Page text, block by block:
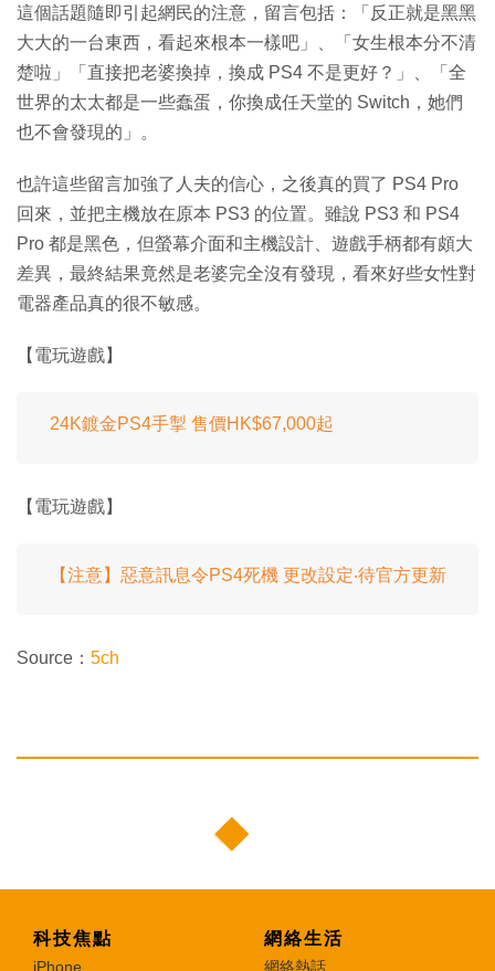
這個話題隨即引起網民的注意，留言包括：「反正就是黑黑
大大的一台東西，看起來根本一樣吧」、「女生根本分不清
楚啦」「直接把老婆換掉，換成 PS4 不是更好？」、「全
世界的太太都是一些蠢蛋，你換成任天堂的 Switch，她們
也不會發現的」。
也許這些留言加強了人夫的信心，之後真的買了 PS4 Pro
回來，並把主機放在原本 PS3 的位置。雖說 PS3 和 PS4
Pro 都是黑色，但螢幕介面和主機設計、遊戲手柄都有頗大
差異，最終結果竟然是老婆完全沒有發現，看來好些女性對
電器產品真的很不敏感。
【電玩遊戲】
24K鍍金PS4手掣 售價HK$67,000起
【電玩遊戲】
【注意】惡意訊息令PS4死機 更改設定‧待官方更新
Source： 5ch
科技焦點
iPhone
網絡生活
網絡熱話